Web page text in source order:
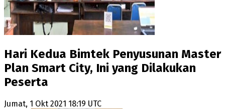
Hari Kedua Bimtek Penyusunan Master
Plan Smart City, Ini yang Dilakukan
Peserta
Jumat, 1 Okt 2021 18:19 UTC